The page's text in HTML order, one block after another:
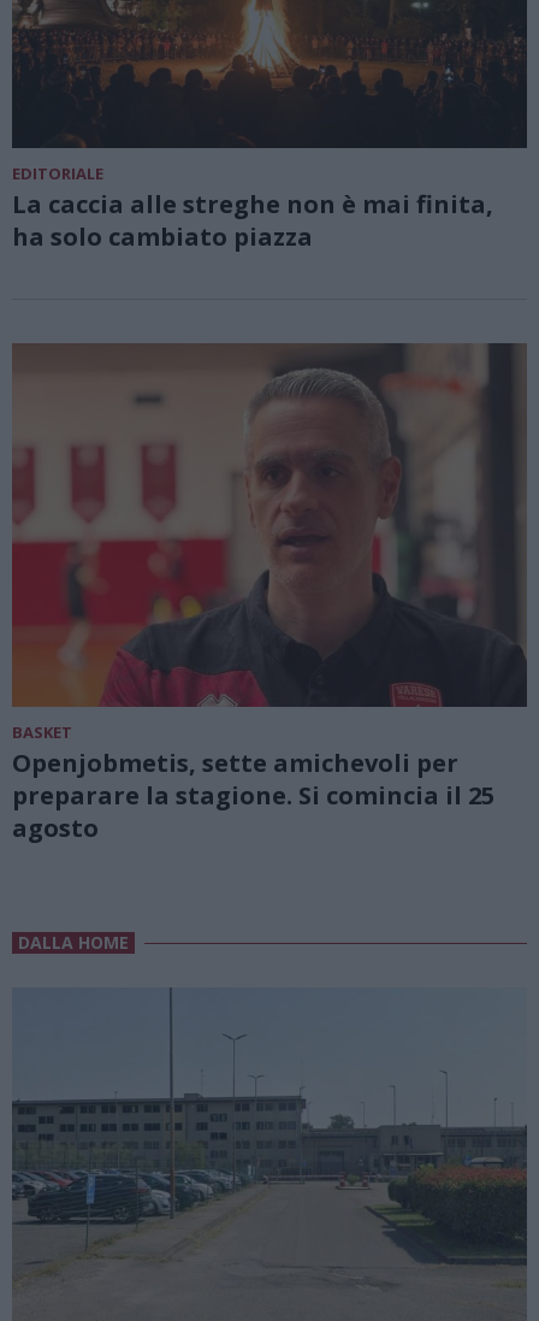
EDITORIALE
La caccia alle streghe non è mai finita,
ha solo cambiato piazza
BASKET
Openjobmetis, sette amichevoli per
preparare la stagione. Si comincia il 25
agosto
DALLA HOME